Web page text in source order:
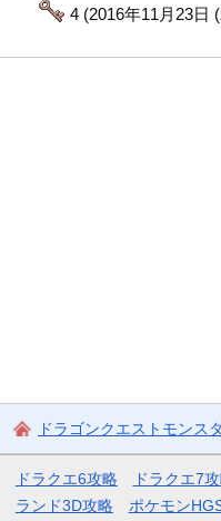
4 (2016年11月23日
ドラゴンクエストモンス
ドラクエ6攻略 ドラクエ7
ランド3D攻略
ポケモン